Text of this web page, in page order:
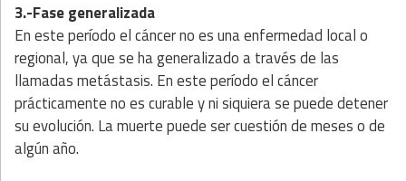
3.-Fase generalizada
En este período el cáncer no es una enfermedad local o
regional, ya que se ha generalizado a través de las
llamadas metástasis. En este período el cáncer
prácticamente no es curable y ni siquiera se puede detener
su evolución. La muerte puede ser cuestión de meses o de
algún año.